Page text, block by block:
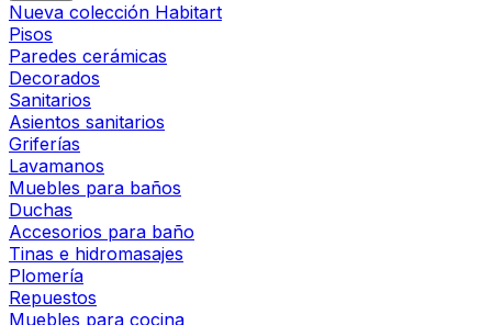
Nueva colección Habitart
Pisos
Paredes cerámicas
Decorados
Sanitarios
Asientos sanitarios
Griferías
Lavamanos
Muebles para baños
Duchas
Accesorios para baño
Tinas e hidromasajes
Plomería
Repuestos
Muebles para cocina